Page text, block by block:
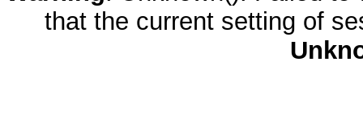
that the current setting of